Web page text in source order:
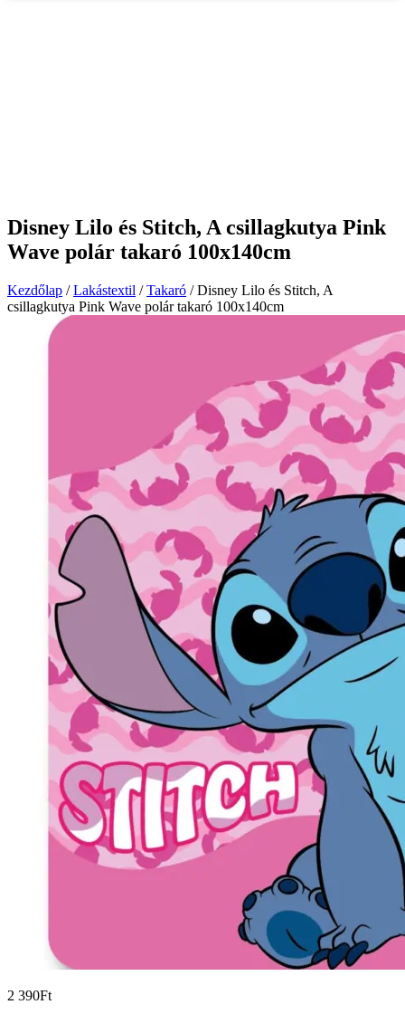
Disney Lilo és Stitch, A csillagkutya Pink
Wave polár takaró 100x140cm
Kezdőlap /Lakástextil /Takaró / Disney Lilo és Stitch, A
csillagkutya Pink Wave polár takaró 100x140cm
2 390Ft